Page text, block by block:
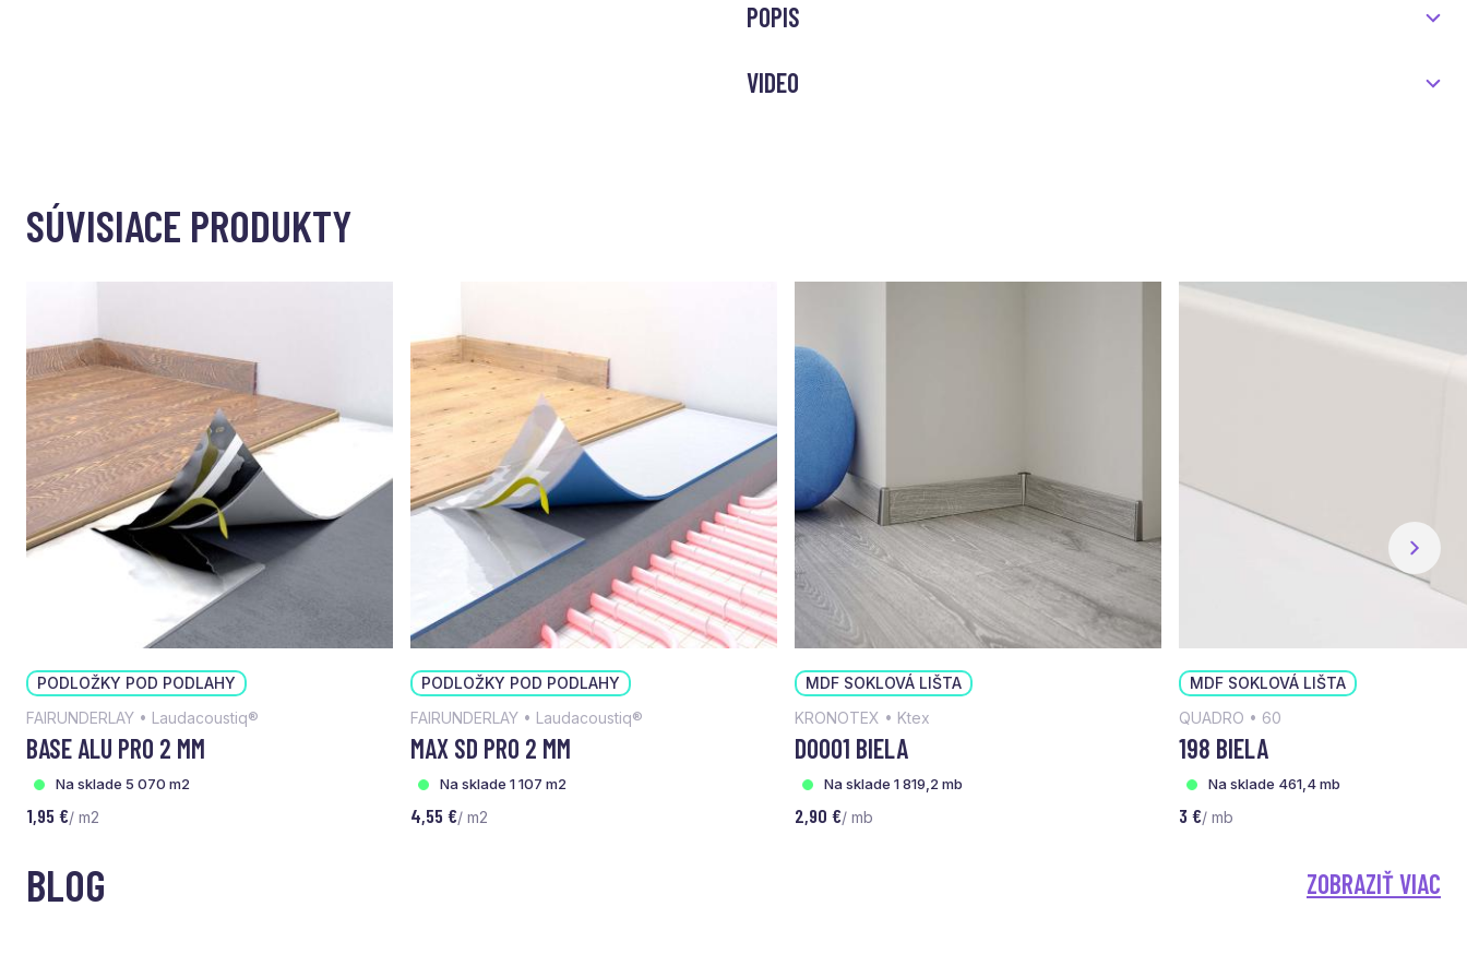
POPIS
VIDEO
SÚVISIACE PRODUKTY
PODLOŽKY POD PODLAHY
FAIRUNDERLAY • Laudacoustiq®
BASE ALU PRO 2 MM
Na sklade 5 070 m2
1,95 €/ m2
PODLOŽKY POD PODLAHY
FAIRUNDERLAY • Laudacoustiq®
MAX SD PRO 2 MM
Na sklade 1 107 m2
4,55 €/ m2
MDF SOKLOVÁ LIŠTA
KRONOTEX • Ktex
D0001 BIELA
Na sklade 1 819,2 mb
2,90 €/ mb
MDF SOKLOVÁ LIŠTA
QUADRO • 60
198 BIELA
Na sklade 461,4 mb
3 €/ mb
BLOG ZOBRAZIŤ VIAC